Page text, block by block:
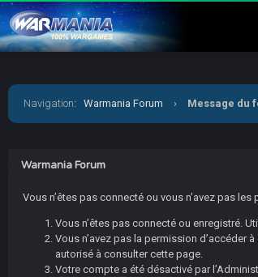
Navigation: Warmania Forum › Message du
Warmania Forum
Vous n’êtes pas connecté ou vous n’avez pas
Vous n’êtes pas connecté ou enregistré.
Vous n’avez pas la permission d’accéder
autorisé à consulter cette page.
Votre compte a été désactivé par